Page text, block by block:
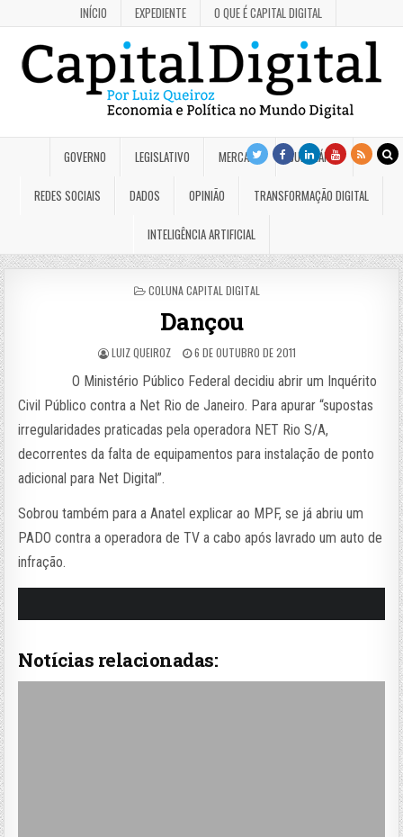
INÍCIO EXPEDIENTE O QUE É CAPITAL DIGITAL
GOVERNO LEGISLATIVO MERCADO JUDICIÁRIO
REDES SOCIAIS DADOS OPINIÃO TRANSFORMAÇÃO DIGITAL
INTELIGÊNCIA ARTIFICIAL
POSTED
COLUNA CAPITAL DIGITAL
Dançou
LUIZ QUEIROZ 6 DE OUTUBRO DE 2011
O Ministério Público Federal decidiu abrir um Inquérito
Civil Público contra a Net Rio de Janeiro. Para apurar “supostas
irregularidades praticadas pela operadora NET Rio S/A,
decorrentes da falta de equipamentos para instalação de ponto
adicional para Net Digital”.
Sobrou também para a Anatel explicar ao MPF, se já abriu um
PADO contra a operadora de TV a cabo após lavrado um auto de
infração.
Notícias relacionadas: